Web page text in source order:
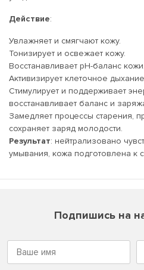
Действие:
Увлажняет и смягчают кожу.
Тонизирует и освежает кожу.
Восстанавливает pH-баланс кожи.
Активизирует клеточное
Стимулирует и поддерживает
восстанавливает баланс и
Замедляет процессы старения,
сохраняет заряд молодости.
Результат: нейтрализовано
умывания, кожа подготовлена к
Подпишись на